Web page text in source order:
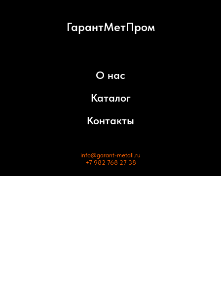
ГарантМетПром
О нас
Каталог
Контакты
info@garant-metall.ru
+7 982 768 27 38